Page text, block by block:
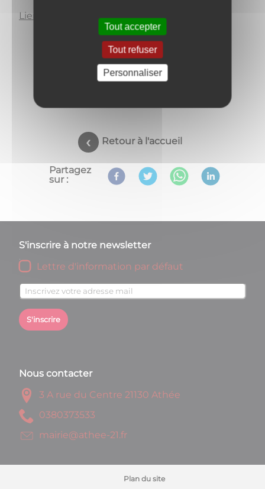
Lien Facebook cliquerici.
Retour à l'accueil
Partagez
sur :
S'inscrire à notre newsletter
Lettre d'information par défaut
S'inscrire
Nous contacter
3 A rue du Centre 21130 Athée
3353730830
rf.12-eehta@eiriam
Plan du site
Tout accepter
Tout refuser
Personnaliser